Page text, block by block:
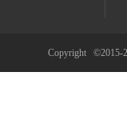
Copyright ©2015-